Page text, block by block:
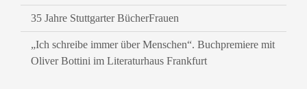
35 Jahre Stuttgarter BücherFrauen
„Ich schreibe immer über Menschen“. Buchpremiere mit
Oliver Bottini im Literaturhaus Frankfurt